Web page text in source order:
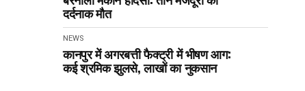
दर्दनाक मौत
NEWS
कानपुर में अगरबत्ती फैक्ट्री में भीषण आग:
कई श्रमिक झुलसे, लाखों का नुकसान